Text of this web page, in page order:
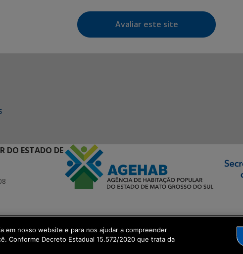
Avaliar este site
DO ESTADO DE
Transformação Digital
em nosso website e para nos ajudar a compreender
Conforme Decreto Estadual 15.572/2020 que trata da